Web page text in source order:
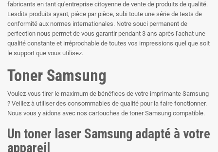
fabricants en tant qu'entreprise citoyenne de vente de produits de qualité.
Lesdits produits ayant, pièce par pièce, subi toute une série de tests de
conformité aux normes internationales. Notre souci permanent de
perfection nous permet de vous garantir pendant 3 ans après l'achat une
qualité constante et irréprochable de toutes vos impressions quel que soit
le support que vous utilisez.
Toner Samsung
Voulez-vous tirer le maximum de bénéfices de votre imprimante Samsung
? Veillez à utiliser des consommables de qualité pour la faire fonctionner.
Nous vous y aidons avec nos cartouches de toner Samsung compatible.
Un toner laser Samsung adapté à votre
appareil